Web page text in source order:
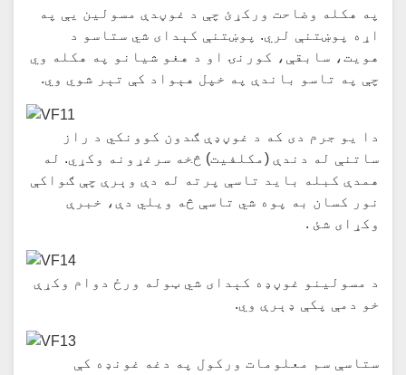
په هکله وضاحت ورکړئ چې د غوڼدې مسولین یې په
اړه پوښتنې لري. پوښتنې کېدای شي ستاسو د
هویت، سابقې، کورنۍ او د هغو شیانو په هکله وي
چې په تاسو باندې په خپل هېواد کې تېر شوي وي.
دا یو جرم دی که د غوڼډې ګدون کوونکي د راز
ساتنې له دندې (مکلفیت) څخه سرغړونه وکړي. له
همدې کبله باید تاسې پرته له دې وېرې چې ګواکې
نور کسان به پوه شي تاسې څه ویلي دې، خبرې
وکړای شئ .
د مسولینو غوڼډه کېدای شي ټوله ورځ دوام وکړې
خو دمې پکې ډېرې وي.
ستاسې سم معلومات ورکول په دغه غونډه کې